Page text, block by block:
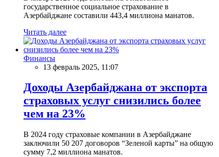
государственное социальное страхование в
Азербайджане составили 443,4 миллиона манатов.
Читать далее
Финансы
13 февраль 2025, 11:07
Доходы Азербайджана от экспорта
страховых услуг снизились более
чем на 23%
В 2024 году страховые компании в Азербайджане
заключили 50 207 договоров “Зеленой карты” на общую
сумму 7,2 миллиона манатов.